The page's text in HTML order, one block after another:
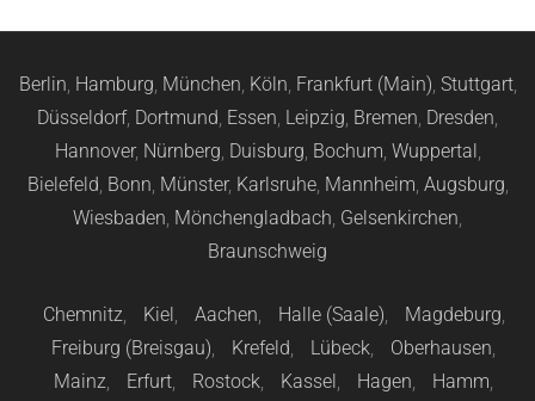
Berlin, Hamburg, München, Köln, Frankfurt (Main), Stuttgart,
Düsseldorf, Dortmund, Essen, Leipzig, Bremen, Dresden,
Hannover, Nürnberg, Duisburg, Bochum, Wuppertal,
Bielefeld, Bonn, Münster, Karlsruhe, Mannheim, Augsburg,
Wiesbaden, Mönchengladbach, Gelsenkirchen,
Braunschweig
Chemnitz, Kiel, Aachen, Halle (Saale), Magdeburg,
Freiburg (Breisgau), Krefeld, Lübeck, Oberhausen,
Mainz, Erfurt, Rostock, Kassel, Hagen, Hamm,